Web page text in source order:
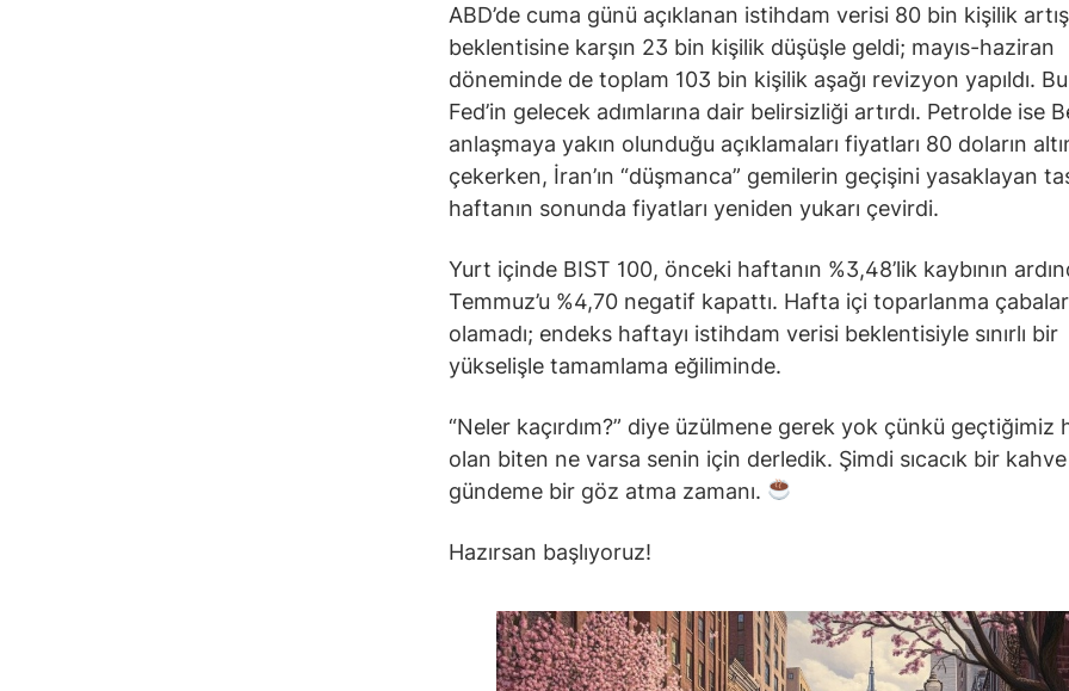
ABD’de cuma günü açıklanan istihdam verisi 80 bin kişilik artış
beklentisine karşın 23 bin kişilik düşüşle geldi; mayıs-haziran
döneminde de toplam 103 bin kişilik aşağı revizyon yapıldı.
Fed’in gelecek adımlarına dair belirsizliği artırdı. Petrolde ise
anlaşmaya yakın olunduğu açıklamaları fiyatları 80 doların
çekerken, İran’ın “düşmanca” gemilerin geçişini yasaklayan
haftanın sonunda fiyatları yeniden yukarı çevirdi.
Yurt içinde BIST 100, önceki haftanın %3,48’lik kaybının
Temmuz’u %4,70 negatif kapattı. Hafta içi toparlanma çabaları
olamadı; endeks haftayı istihdam verisi beklentisiyle sınırlı bir
yükselişle tamamlama eğiliminde.
“Neler kaçırdım?” diye üzülmene gerek yok çünkü geçtiğimiz
olan biten ne varsa senin için derledik. Şimdi sıcacık bir kahve
gündeme bir göz atma zamanı.
Hazırsan başlıyoruz!